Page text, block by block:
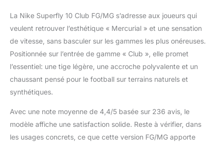
La Nike Superfly 10 Club FG/MG s’adresse aux joueurs qui
veulent retrouver l’esthétique « Mercurial » et une sensation
de vitesse, sans basculer sur les gammes les plus onéreuses.
Positionnée sur l’entrée de gamme « Club », elle promet
l’essentiel: une tige légère, une accroche polyvalente et un
chaussant pensé pour le football sur terrains naturels et
synthétiques.
Avec une note moyenne de 4,4/5 basée sur 236 avis, le
modèle affiche une satisfaction solide. Reste à vérifier, dans
les usages concrets, ce que cette version FG/MG apporte